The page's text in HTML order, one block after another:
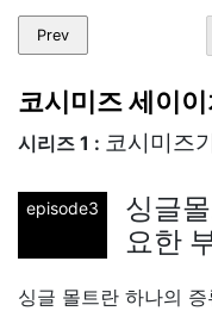
Prev
코시미즈 세이
시리즈 1 : 코시미즈
episode3
싱글
요한
싱글 몰트란 하나의